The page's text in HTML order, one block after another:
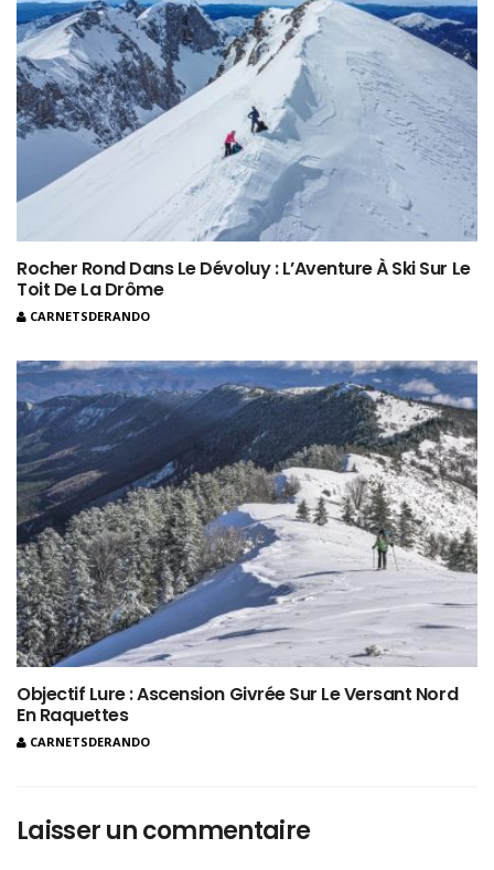
Rocher Rond Dans Le Dévoluy : L’Aventure À Ski Sur Le
Toit De La Drôme
CARNETSDERANDO
Objectif Lure : Ascension Givrée Sur Le Versant Nord
En Raquettes
CARNETSDERANDO
Laisser un commentaire